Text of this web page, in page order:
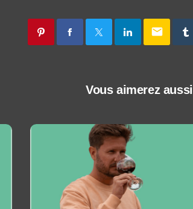
email
Vous aimerez aussi